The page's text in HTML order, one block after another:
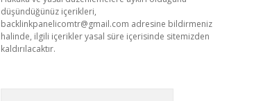
düşündüğünüz içerikleri,
backlinkpanelicomtr@gmail.com adresine bildirmeniz
halinde, ilgili içerikler yasal süre içerisinde sitemizden
kaldırılacaktır.